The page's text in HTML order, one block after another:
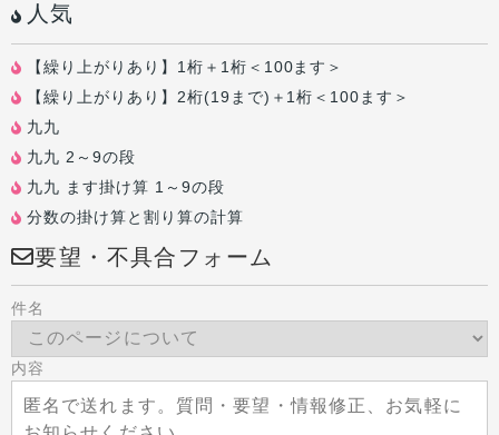
人気
【繰り上がりあり】1桁＋1桁＜100ます＞
【繰り上がりあり】2桁(19まで)＋1桁＜100ます＞
九九
九九 2～9の段
九九 ます掛け算 1～9の段
分数の掛け算と割り算の計算
要望・不具合フォーム
件名
内容